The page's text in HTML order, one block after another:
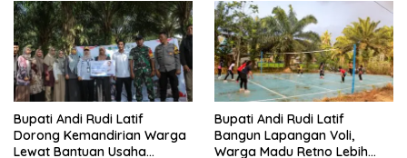
Bupati Andi Rudi Latif
Dorong Kemandirian Warga
Lewat Bantuan Usaha
Bupati Andi Rudi Latif
Bangun Lapangan Voli,
Warga Madu Retno Lebih